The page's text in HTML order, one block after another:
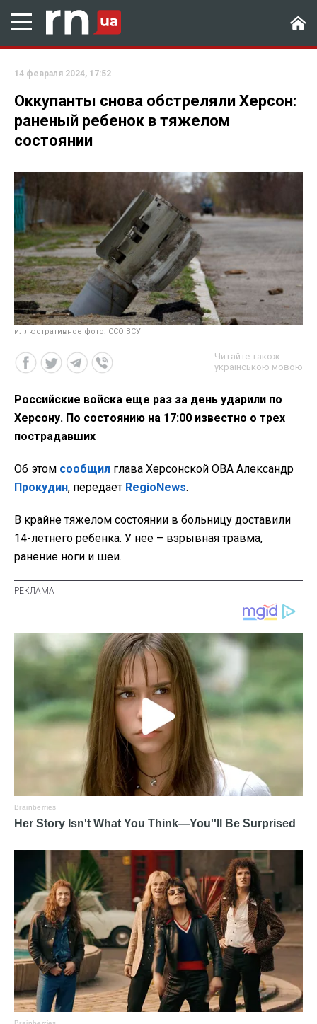
14 февраля 2024, 17:52
Оккупанты снова обстреляли Херсон:
раненый ребенок в тяжелом
состоянии
иллюстративное фото: ССО ВСУ
Читайте також
українською мовою
Российские войска еще раз за день ударили по
Херсону. По состоянию на 17:00 известно о трех
пострадавших
Об этом сообщил глава Херсонской ОВА Александр
Прокудин, передает RegioNews.
В крайне тяжелом состоянии в больницу доставили
14-летнего ребенка. У нее – взрывная травма,
ранение ноги и шеи.